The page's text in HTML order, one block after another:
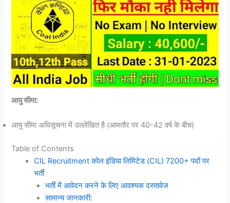
आयु सीमा:
आयु सीमा अधिसूचना में उल्लेखित है (आमतौर पर 40-42 वर्ष के बीच)
Table of Contents
CIL Recruitment कोल इंडिया लिमिटेड (CIL) 7200+ पदों पर
भर्ती
भर्ती में आवेदन करने के लिए आवश्यक दस्तावेज
सामान्य जानकारी: